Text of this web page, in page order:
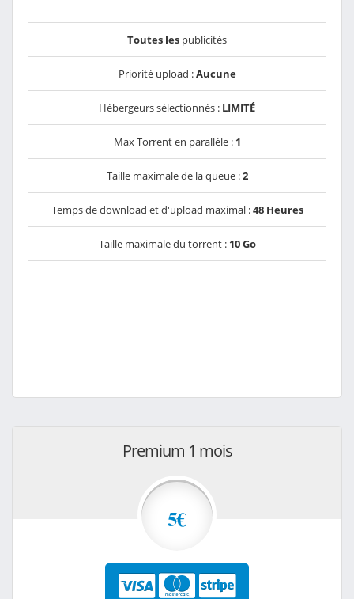
Toutes les publicités
Priorité upload :Aucune
Hébergeurs sélectionnés : LIMITÉ
Max Torrent en parallèle : 1
Taille maximale de la queue :2
Temps de download et d'upload maximal :48 Heures
Taille maximale du torrent : 10 Go
Premium 1 mois
5€